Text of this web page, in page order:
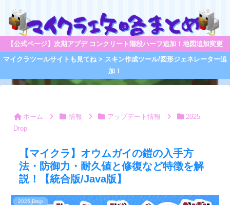
【公式ページ】次期アプデ コンクリート階段ハーフ追加！地図追加変更
マイクラツールサイトも見てね > スキン作成ツール/図形ジェネレーター追
加！
ホーム 情報 アップデート情報
2025
Drop
【マイクラ】オウムガイの鎧の入手方
法・防御力・耐久値と修復など特徴を解
説！【統合版/Java版】
2025 Drop